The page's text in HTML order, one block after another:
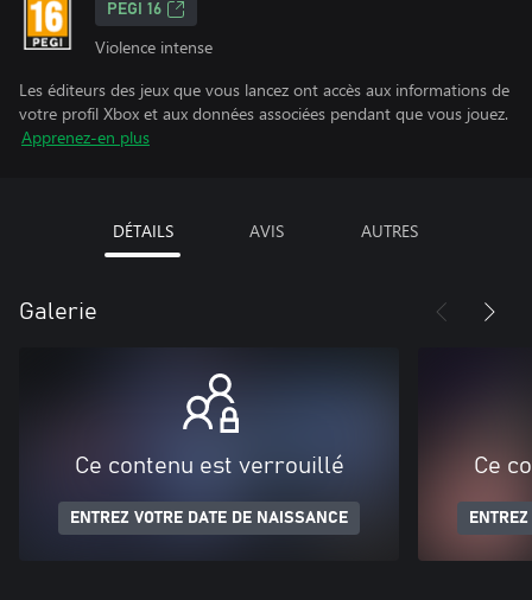
PEGI 16
Violence intense
Les éditeurs des jeux que vous lancez ont accès aux informations de
votre profil Xbox et aux données associées pendant que vous jouez.
Apprenez-en plus
DÉTAILS AVIS AUTRES
Galerie
Ce contenu est verrouillé
ENTREZ VOTRE DATE DE NAISSANCE
Ce